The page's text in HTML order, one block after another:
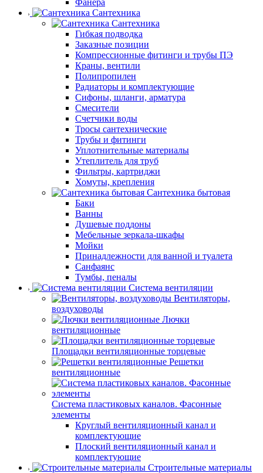
Фанера
Сантехника
Сантехника
Гибкая подводка
Заказные позиции
Компрессионные фитинги и трубы ПЭ
Краны, вентили
Полипропилен
Радиаторы и комплектующие
Сифоны, шланги, арматура
Смесители
Счетчики воды
Тросы сантехнические
Трубы и фитинги
Уплотнительные материалы
Утеплитель для труб
Фильтры, картриджи
Хомуты, крепления
Сантехника бытовая
Баки
Ванны
Душевые поддоны
Мебельные зеркала-шкафы
Мойки
Принадлежности для ванной и туалета
Санфаянс
Тумбы, пеналы
Система вентиляции
Вентиляторы,
воздуховоды
Лючки
вентиляционные
Площадки вентиляционные торцевые
Решетки
вентиляционные
Система пластиковых каналов. Фасонные
элементы
Круглый вентиляционный канал и
комплектующие
Плоский вентиляционный канал и
комплектующие
Строительные материалы